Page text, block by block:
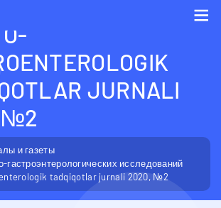
JURNALI
№2
и газеты
гастроэнтерологических исследований
tadqiqotlar jurnali 2020, №2